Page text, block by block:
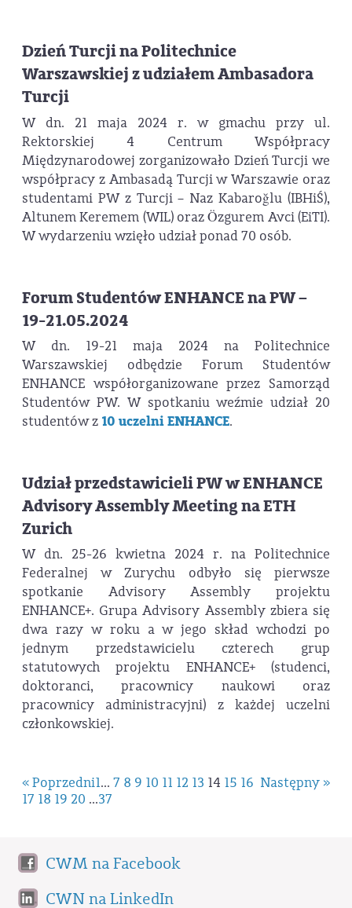
Dzień Turcji na Politechnice
Warszawskiej z udziałem Ambasadora
Turcji
W dn. 21 maja 2024 r. w gmachu przy ul.
Rektorskiej 4 Centrum Współpracy
Międzynarodowej zorganizowało Dzień Turcji we
współpracy z Ambasadą Turcji w Warszawie oraz
studentami PW z Turcji – Naz Kabaroğlu (IBHiŚ),
Altunem Keremem (WIL) oraz Özgurem Avci (EiTI).
W wydarzeniu wzięło udział ponad 70 osób.
Forum Studentów ENHANCE na PW –
19-21.05.2024
W dn. 19-21 maja 2024 na Politechnice
Warszawskiej odbędzie Forum Studentów
ENHANCE współorganizowane przez Samorząd
Studentów PW. W spotkaniu weźmie udział 20
studentów z 10 uczelni ENHANCE.
Udział przedstawicieli PW w ENHANCE
Advisory Assembly Meeting na ETH
Zurich
W dn. 25-26 kwietna 2024 r. na Politechnice
Federalnej w Zurychu odbyło się pierwsze
spotkanie Advisory Assembly projektu
ENHANCE+. Grupa Advisory Assembly zbiera się
dwa razy w roku a w jego skład wchodzi po
jednym przedstawicielu czterech grup
statutowych projektu ENHANCE+ (studenci,
doktoranci, pracownicy naukowi oraz
pracownicy administracyjni) z każdej uczelni
członkowskiej.
« Poprzedni Następny »
1... 7 8 9 10 11 12 13 14 15 16
17 18 19 20 ...37
CWM na Facebook
CWN na LinkedIn